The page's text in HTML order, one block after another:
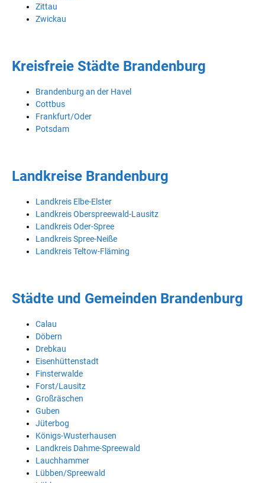
Zittau
Zwickau
Kreisfreie Städte Brandenburg
Brandenburg an der Havel
Cottbus
Frankfurt/Oder
Potsdam
Landkreise Brandenburg
Landkreis Elbe-Elster
Landkreis Oberspreewald-Lausitz
Landkreis Oder-Spree
Landkreis Spree-Neiße
Landkreis Teltow-Fläming
Städte und Gemeinden Brandenburg
Calau
Döbern
Drebkau
Eisenhüttenstadt
Finsterwalde
Forst/Lausitz
Großräschen
Guben
Jüterbog
Königs-Wusterhausen
Landkreis Dahme-Spreewald
Lauchhammer
Lübben/Spreewald